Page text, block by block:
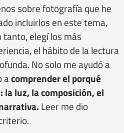
sobre fotografía que he
incluirlos en este tema,
elegí los más
el hábito de la lectura
No solo me ayudó a
acomprender el porqué
la luz, la composición, el
Leer me dio